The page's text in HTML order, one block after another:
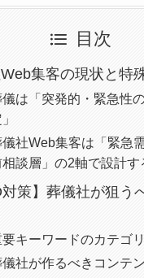
目次
集客の現状と特
は「突発的・緊急性
儀社Web集客は「緊急
談層」の2軸で設計す
対策】葬儀社が狙う
キーワードのカテゴリ
社が作るべきコンテ